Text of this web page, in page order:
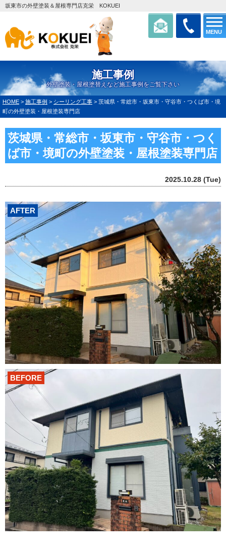
MENU
坂東市の外壁塗装＆屋根専門店克栄 KOKUEI
施工事例
外壁塗装・屋根塗替えなど施工事例をご覧下さい
HOME > 施工事例 > シーリング工事 > 茨城県・常総市・坂東市・守谷市・つくば市・境
町の外壁塗装・屋根塗装専門店
茨城県・常総市・坂東市・守谷市・つく
ば市・境町の外壁塗装・屋根塗装専門店
2025.10.28 (Tue)
AFTER
BEFORE